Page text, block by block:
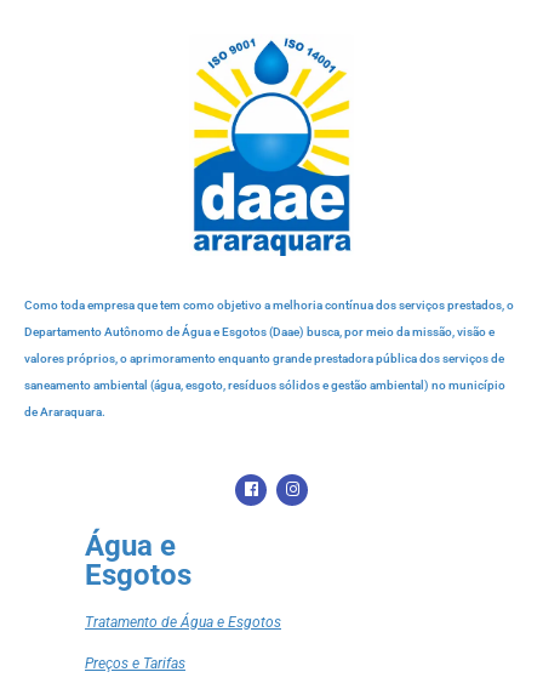
Como toda empresa que tem como objetivo a melhoria contínua dos serviços prestados, o
Departamento Autônomo de Água e Esgotos (Daae) busca, por meio da missão, visão e
valores próprios, o aprimoramento enquanto grande prestadora pública dos serviços de
saneamento ambiental (água, esgoto, resíduos sólidos e gestão ambiental) no município
de Araraquara.
Água e
Esgotos
Tratamento de Água e Esgotos
Preços e Tarifas